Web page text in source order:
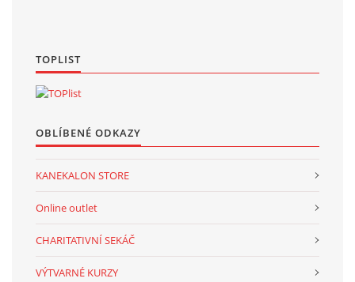
TOPLIST
OBLÍBENÉ ODKAZY
KANEKALON STORE
Online outlet
CHARITATIVNÍ SEKÁČ
VÝTVARNÉ KURZY